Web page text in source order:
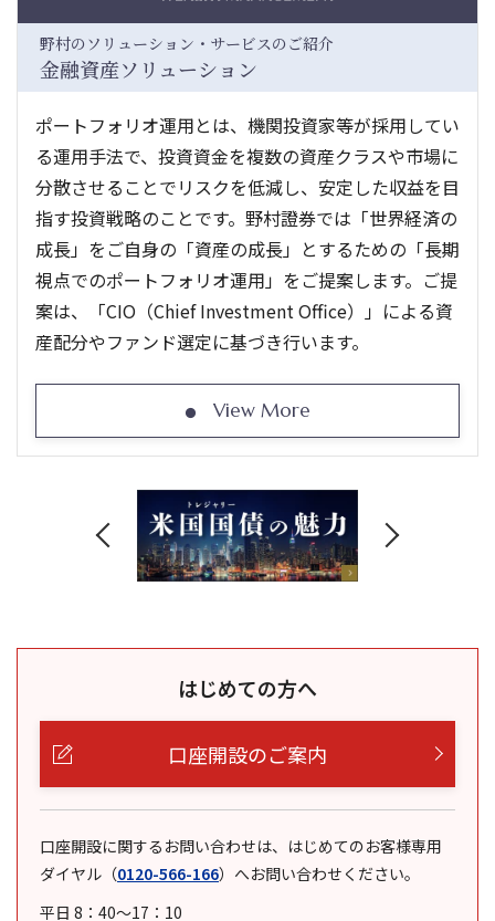
野村のソリューション・サービスのご紹介
金融資産ソリューション
ポートフォリオ運用とは、機関投資家等が採用してい
る運用手法で、投資資金を複数の資産クラスや市場に
分散させることでリスクを低減し、安定した収益を目
指す投資戦略のことです。野村證券では「世界経済の
成長」をご自身の「資産の成長」とするための「長期
視点でのポートフォリオ運用」をご提案します。ご提
案は、「CIO（Chief Investment Office）」による資
産配分やファンド選定に基づき行います。
View More
はじめての方へ
口座開設のご案内
口座開設に関するお問い合わせは、はじめてのお客様専用
ダイヤル （0120-566-166） へお問い合わせください。
平日 8：40～17：10